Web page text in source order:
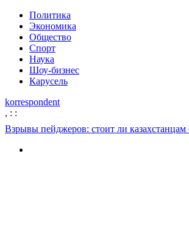
Политика
Экономика
Общество
Спорт
Наука
Шоу-бизнес
Карусель
korrespondent
, : :
Взрывы пейджеров: стоит ли казахстанцам